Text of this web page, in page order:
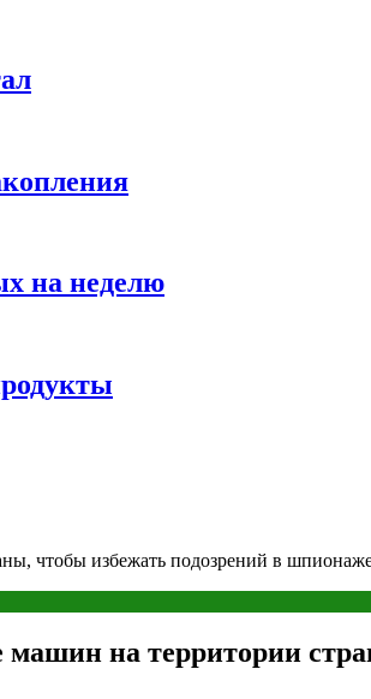
на неделю
чтобы избежать подозрений в
на территории